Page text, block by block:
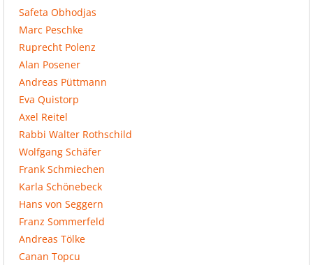
Safeta Obhodjas
Marc Peschke
Ruprecht Polenz
Alan Posener
Andreas Püttmann
Eva Quistorp
Axel Reitel
Rabbi Walter Rothschild
Wolfgang Schäfer
Frank Schmiechen
Karla Schönebeck
Hans von Seggern
Franz Sommerfeld
Andreas Tölke
Canan Topcu